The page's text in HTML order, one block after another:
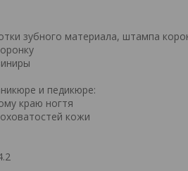
зубного материала, штампа
и педикюре:
краю ногтя
кожи